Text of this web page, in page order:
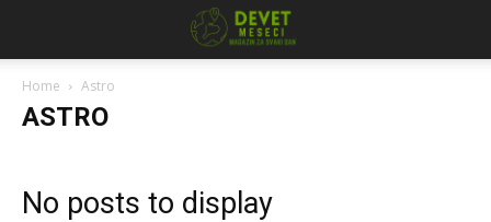
Home Astro
ASTRO
No posts to display